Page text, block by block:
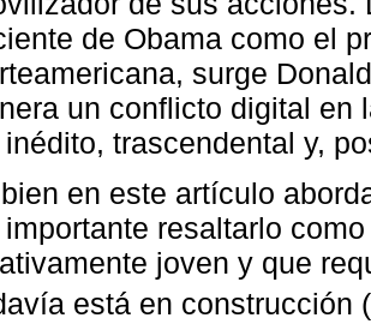
de Obama como el
surge
un conflicto digital en
inédito, trascendental y,
en este artículo
importante resaltarlo
joven y que
está en construcción (